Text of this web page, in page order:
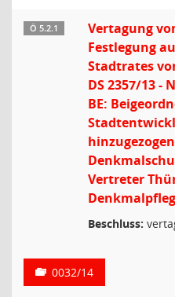
Ö 5.2.1
Vertagung
Festlegung
Stadtrates
DS 2357/13 -
BE:
Vertreter
Beschluss:
0032/14